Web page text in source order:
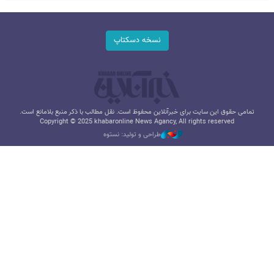
نسخه دسکتاپ
تمامی حقوق این سایت برای خبرآنلاین محفوظ است. نقل مطالب با ذکر منبع بلامانع است.
Copyright © 2025 khabaronline News Agancy, All rights reserved
طراحی و تولید: نستوه